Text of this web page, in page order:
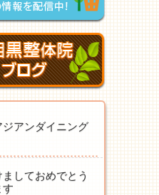
ジアンダイニング
しておめでとう
す